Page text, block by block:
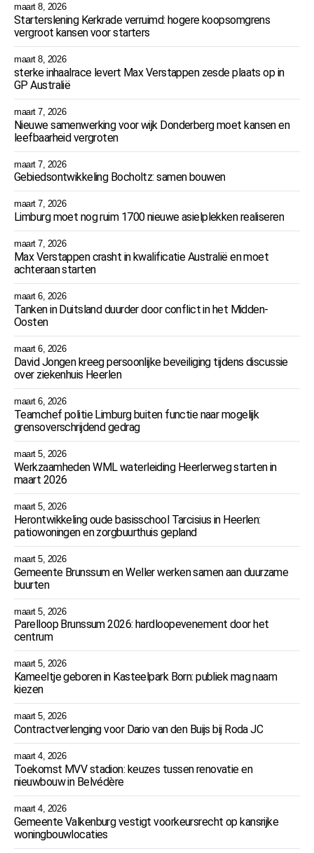
maart 8, 2026
Starterslening Kerkrade verruimd: hogere koopsomgrens
vergroot kansen voor starters
maart 8, 2026
sterke inhaalrace levert Max Verstappen zesde plaats op in
GP Australië
maart 7, 2026
Nieuwe samenwerking voor wijk Donderberg moet kansen en
leefbaarheid vergroten
maart 7, 2026
Gebiedsontwikkeling Bocholtz: samen bouwen
maart 7, 2026
Limburg moet nog ruim 1700 nieuwe asielplekken realiseren
maart 7, 2026
Max Verstappen crasht in kwalificatie Australië en moet
achteraan starten
maart 6, 2026
Tanken in Duitsland duurder door conflict in het Midden-
Oosten
maart 6, 2026
David Jongen kreeg persoonlijke beveiliging tijdens discussie
over ziekenhuis Heerlen
maart 6, 2026
Teamchef politie Limburg buiten functie naar mogelijk
grensoverschrijdend gedrag
maart 5, 2026
Werkzaamheden WML waterleiding Heerlerweg starten in
maart 2026
maart 5, 2026
Herontwikkeling oude basisschool Tarcisius in Heerlen:
patiowoningen en zorgbuurthuis gepland
maart 5, 2026
Gemeente Brunssum en Weller werken samen aan duurzame
buurten
maart 5, 2026
Parelloop Brunssum 2026: hardloopevenement door het
centrum
maart 5, 2026
Kameeltje geboren in Kasteelpark Born: publiek mag naam
kiezen
maart 5, 2026
Contractverlenging voor Dario van den Buijs bij Roda JC
maart 4, 2026
Toekomst MVV stadion: keuzes tussen renovatie en
nieuwbouw in Belvédère
maart 4, 2026
Gemeente Valkenburg vestigt voorkeursrecht op kansrijke
woningbouwlocaties